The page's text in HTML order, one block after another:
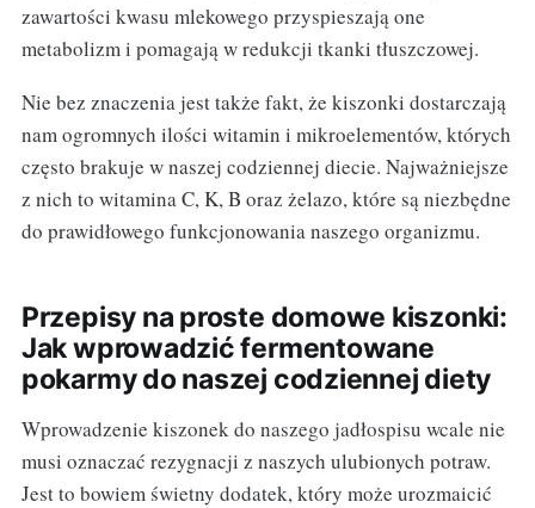
zawartości kwasu mlekowego przyspieszają one
metabolizm i pomagają w redukcji tkanki tłuszczowej.
Nie bez znaczenia jest także fakt, że kiszonki dostarczają
nam ogromnych ilości witamin i mikroelementów, których
często brakuje w naszej codziennej diecie. Najważniejsze
z nich to witamina C, K, B oraz żelazo, które są niezbędne
do prawidłowego funkcjonowania naszego organizmu.
Przepisy na proste domowe kiszonki:
Jak wprowadzić fermentowane
pokarmy do naszej codziennej diety
Wprowadzenie kiszonek do naszego jadłospisu wcale nie
musi oznaczać rezygnacji z naszych ulubionych potraw.
Jest to bowiem świetny dodatek, który może urozmaicić